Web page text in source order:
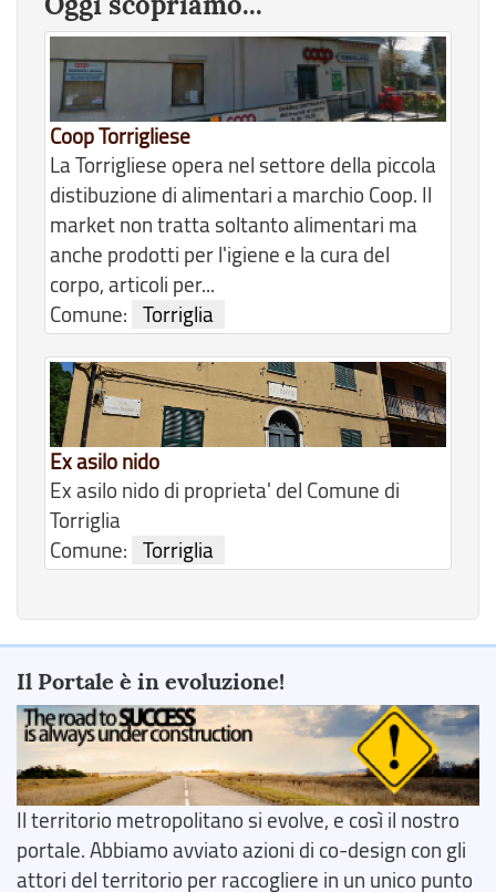
Coop Torrigliese
La Torrigliese opera nel settore della piccola
distibuzione di alimentari a marchio Coop. Il
market non tratta soltanto alimentari ma
anche prodotti per l'igiene e la cura del
corpo, articoli per...
Comune: Torriglia
Ex asilo nido
Ex asilo nido di proprieta' del Comune di
Torriglia
Comune: Torriglia
Il Portale è in evoluzione!
Il territorio metropolitano si evolve, e così il nostro
portale. Abbiamo avviato azioni di co-design con gli
attori del territorio per raccogliere in un unico punto